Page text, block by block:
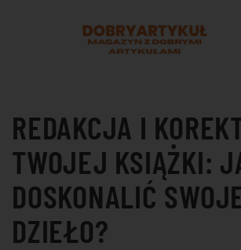
Przejdź do treści głównej
REDAKCJA I
TWOJEJ KSIĄŻKI:
DOSKONALIĆ
DZIEŁO?